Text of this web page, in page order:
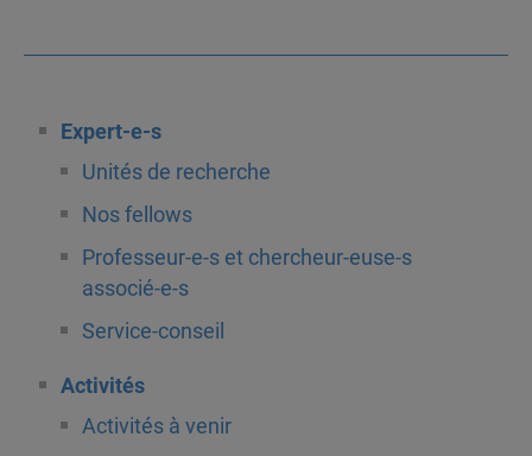
Expert-e-s
Unités de recherche
Nos fellows
Professeur-e-s et chercheur-euse-s
associé-e-s
Service-conseil
Activités
Activités à venir